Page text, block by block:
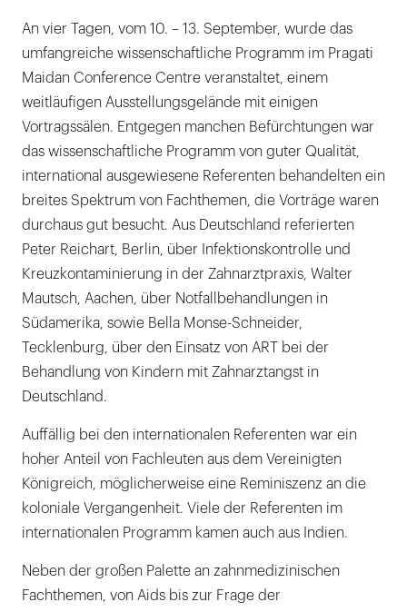
An vier Tagen, vom 10. – 13. September, wurde das
umfangreiche wissenschaftliche Programm im Pragati
Maidan Conference Centre veranstaltet, einem
weitläufigen Ausstellungsgelände mit einigen
Vortragssälen. Entgegen manchen Befürchtungen war
das wissenschaftliche Programm von guter Qualität,
international ausgewiesene Referenten behandelten ein
breites Spektrum von Fachthemen, die Vorträge waren
durchaus gut besucht. Aus Deutschland referierten
Peter Reichart, Berlin, über Infektionskontrolle und
Kreuzkontaminierung in der Zahnarztpraxis, Walter
Mautsch, Aachen, über Notfallbehandlungen in
Südamerika, sowie Bella Monse-Schneider,
Tecklenburg, über den Einsatz von ART bei der
Behandlung von Kindern mit Zahnarztangst in
Deutschland.
Auffällig bei den internationalen Referenten war ein
hoher Anteil von Fachleuten aus dem Vereinigten
Königreich, möglicherweise eine Reminiszenz an die
koloniale Vergangenheit. Viele der Referenten im
internationalen Programm kamen auch aus Indien.
Neben der großen Palette an zahnmedizinischen
Fachthemen, von Aids bis zur Frage der